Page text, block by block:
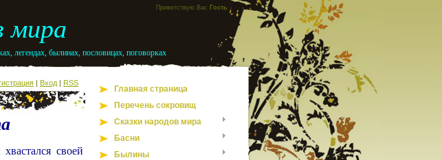
Приветствую Вас Гость
мира
легендах, былинах, пословицах, поговорках
| Вход | RSS
своей
Главная страница
Перечень сокровищ
Сказки народов мира
Басни
Былины